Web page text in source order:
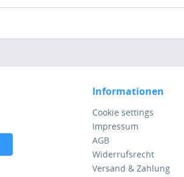
Informationen
Cookie settings
Impressum
AGB
Widerrufsrecht
Versand & Zahlung